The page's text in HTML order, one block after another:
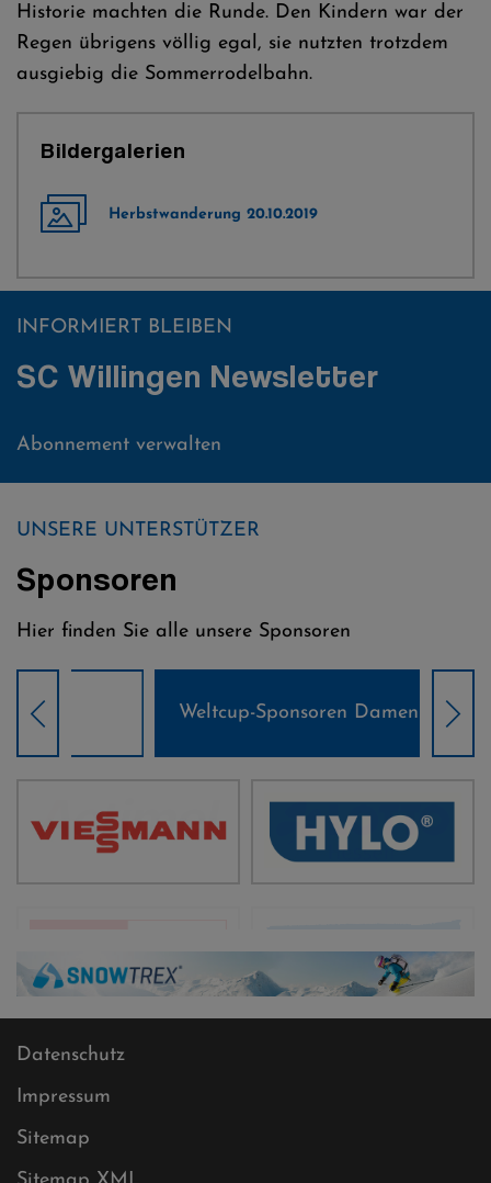
Historie machten die Runde. Den Kindern war der
Regen übrigens völlig egal, sie nutzten trotzdem
ausgiebig die Sommerrodelbahn.
Bildergalerien
Herbstwanderung 20.10.2019
INFORMIERT BLEIBEN
SC Willingen Newsletter
Abonnement verwalten
UNSERE UNTERSTÜTZER
Sponsoren
Hier finden Sie alle unsere Sponsoren
Weltcup-Sponsoren Damen